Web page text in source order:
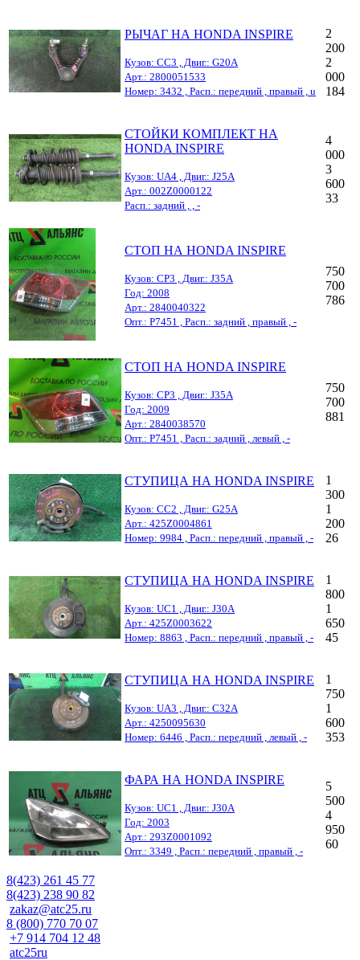
РЫЧАГ НА HONDA INSPIRE
Кузов: CC3 , Двиг.: G20A
Арт.: 2800051533
Номер: 3432 , Расп.: передний , правый , u
2
200
2
000
184
СТОЙКИ КОМПЛЕКТ НА
HONDA INSPIRE
Кузов: UA4 , Двиг.: J25A
Арт.: 002Z0000122
Расп.: задний , , -
4
000
3
600
33
СТОП НА HONDA INSPIRE
Кузов: CP3 , Двиг.: J35A
Год: 2008
Арт.: 2840040322
Опт.: P7451 , Расп.: задний , правый , -
750
700
786
СТОП НА HONDA INSPIRE
Кузов: CP3 , Двиг.: J35A
Год: 2009
Арт.: 2840038570
Опт.: P7451 , Расп.: задний , левый , -
750
700
881
СТУПИЦА НА HONDA INSPIRE
Кузов: CC2 , Двиг.: G25A
Арт.: 425Z0004861
Номер: 9984 , Расп.: передний , правый , -
1
300
1
200
26
СТУПИЦА НА HONDA INSPIRE
Кузов: UC1 , Двиг.: J30A
Арт.: 425Z0003622
Номер: 8863 , Расп.: передний , правый , -
1
800
1
650
45
СТУПИЦА НА HONDA INSPIRE
Кузов: UA3 , Двиг.: C32A
Арт.: 4250095630
Номер: 6446 , Расп.: передний , левый , -
1
750
1
600
353
ФАРА НА HONDA INSPIRE
Кузов: UC1 , Двиг.: J30A
Год: 2003
Арт.: 293Z0001092
Опт.: 3349 , Расп.: передний , правый , -
5
500
4
950
60
8(423) 261 45 77
8(423) 238 90 82
zakaz@atc25.ru
8 (800) 770 70 07
+7 914 704 12 48
atc25ru